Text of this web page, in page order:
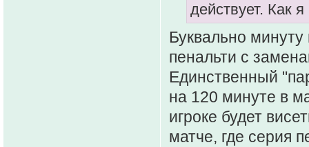
действует. Как
Буквально
пенальти с
Единственный
на 120 минуте в
игроке будет
матче, где серия